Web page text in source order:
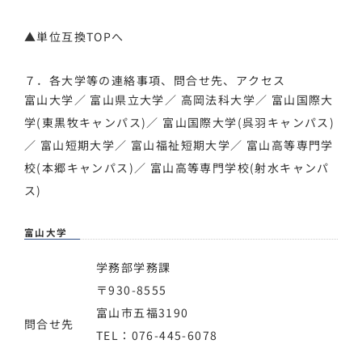
▲単位互換TOPへ
７．各大学等の連絡事項、問合せ先、アクセス
富山大学 ／ 富山県立大学 ／ 高岡法科大学／ 富山国際大
学(東黒牧キャンパス) ／ 富山国際大学(呉羽キャンパス)
／ 富山短期大学／ 富山福祉短期大学／ 富山高等専門学
校(本郷キャンパス) ／ 富山高等専門学校(射水キャンパ
ス)
富山大学
問合せ先
学務部学務課
〒930-8555
富山市五福3190
TEL：076-445-6078